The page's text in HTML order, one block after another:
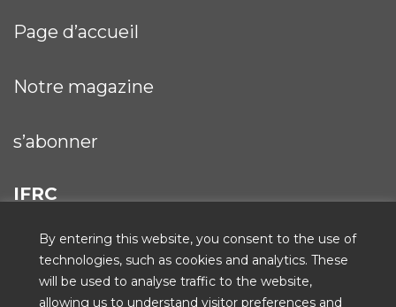
By entering this website, you consent to the use of
technologies, such as cookies and analytics. These
will be used to analyse traffic to the website,
allowing us to understand visitor preferences and
Page d’accueil
Notre magazine
s’abonner
IFRC
ICRC